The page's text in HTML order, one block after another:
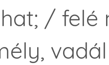
/ felé